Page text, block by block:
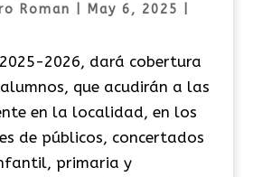
Roman May 6, 2025
2026, dará cobertura
que acudirán a las
en la localidad, en los
de públicos, concertados
primaria y